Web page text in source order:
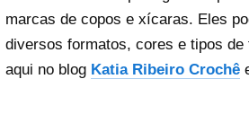
marcas de copos e xícaras. Eles
diversos formatos, cores e tipos
aqui no blog Katia Ribeiro Crochê